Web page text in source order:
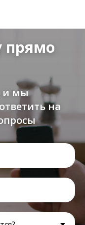
прямо
и мы
на